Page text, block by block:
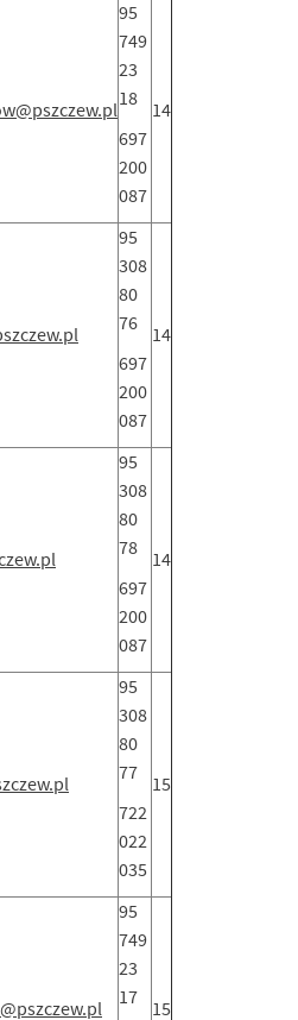
95
749
23
18
697
200
087
14
95
308
80
76
697
200
087
14
95
308
80
78
697
200
087
14
95
308
80
77
722
022
035
15
95
749
23
17
15